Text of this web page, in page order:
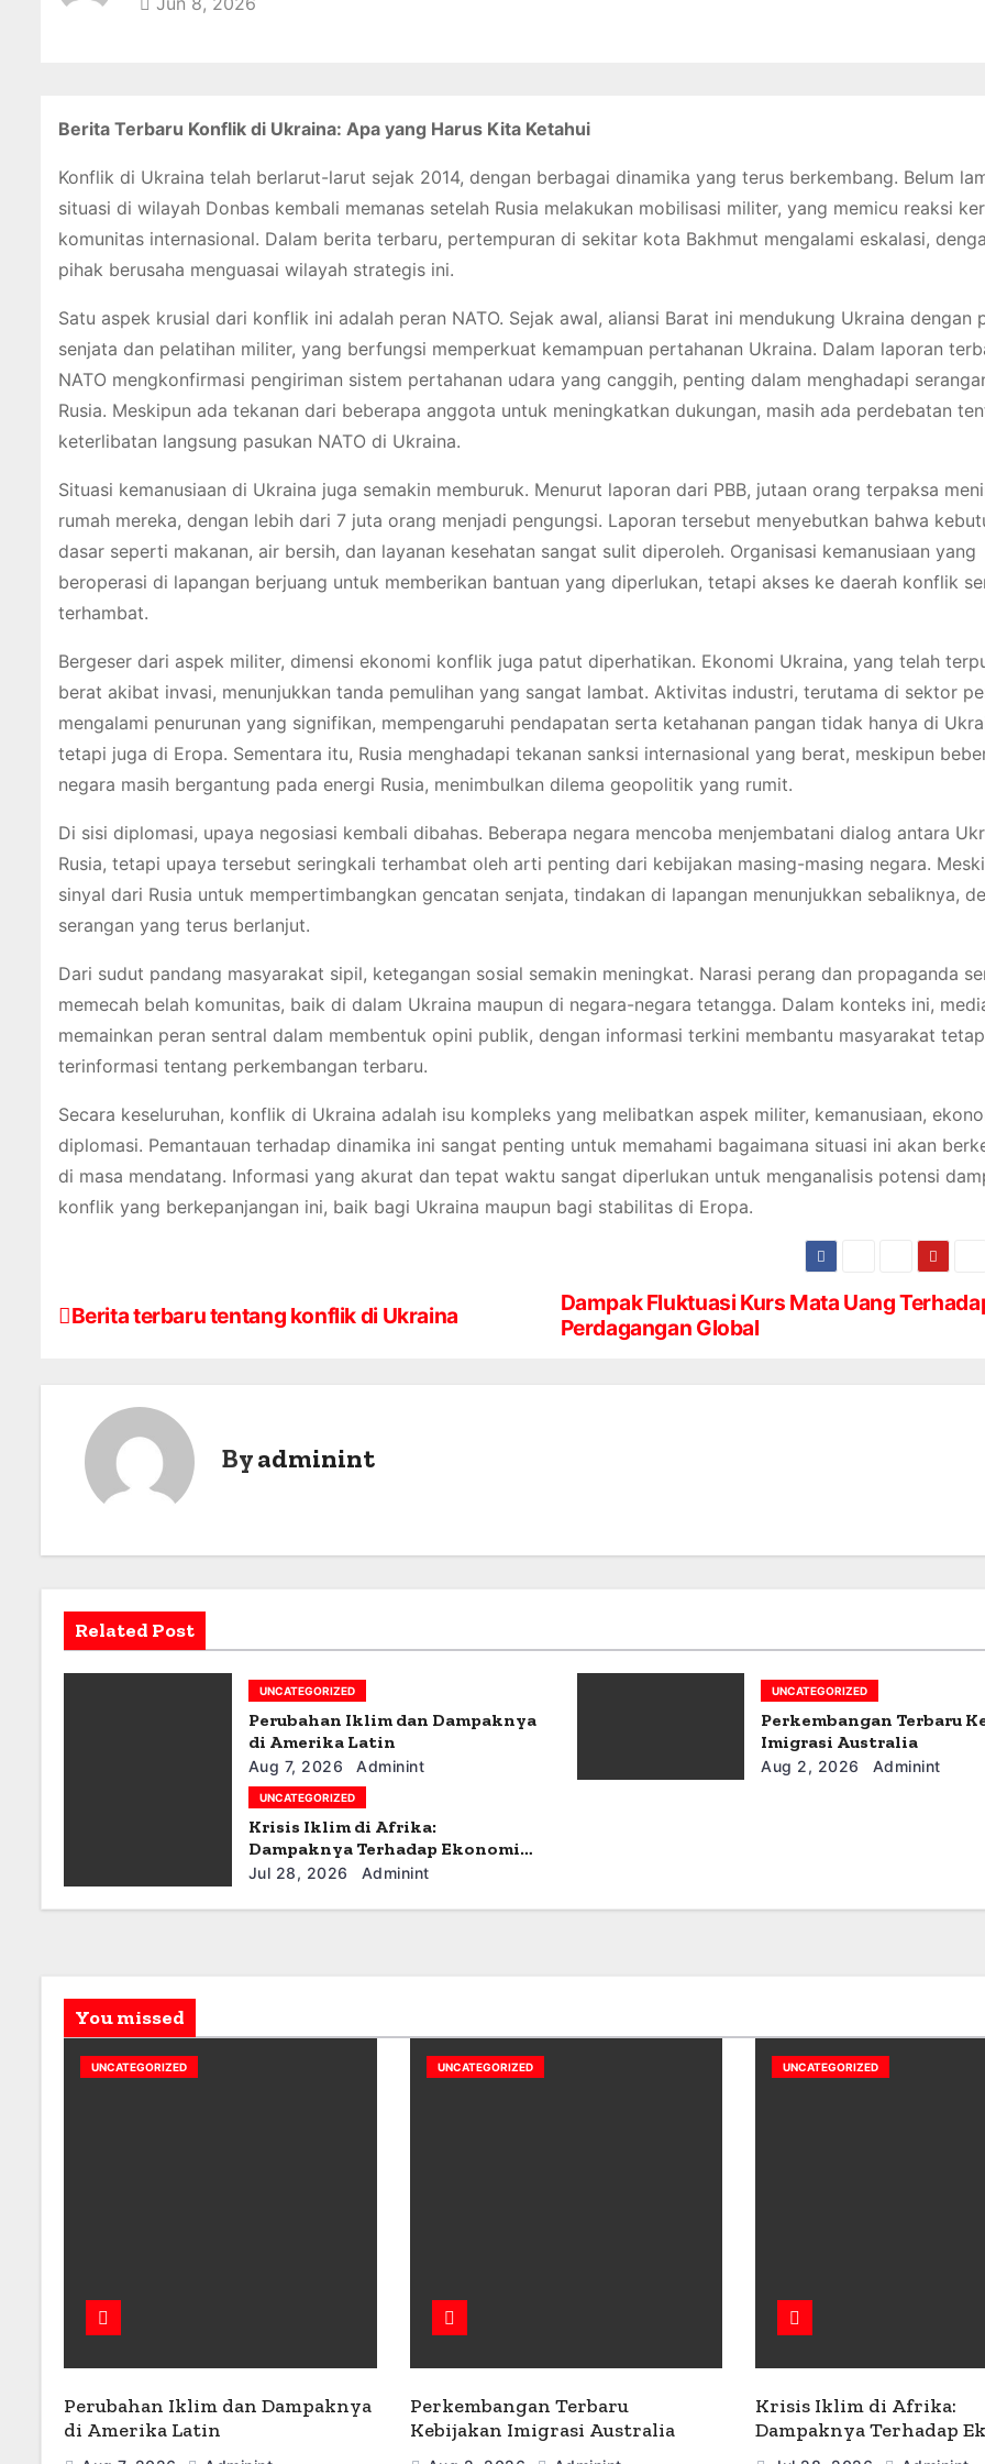
Berita Terbaru Konflik di Ukraina: Apa yang Harus Kita Ketahui
Konflik di Ukraina telah berlarut-larut sejak 2014, dengan berbagai dinamika yang terus berkembang. Belum
situasi di wilayah Donbas kembali memanas setelah Rusia melakukan mobilisasi militer, yang memicu reaksi
komunitas internasional. Dalam berita terbaru, pertempuran di sekitar kota Bakhmut mengalami eskalasi,
pihak berusaha menguasai wilayah strategis ini.
Satu aspek krusial dari konflik ini adalah peran NATO. Sejak awal, aliansi Barat ini mendukung Ukraina dengan
senjata dan pelatihan militer, yang berfungsi memperkuat kemampuan pertahanan Ukraina. Dalam laporan
NATO mengkonfirmasi pengiriman sistem pertahanan udara yang canggih, penting dalam menghadapi
Rusia. Meskipun ada tekanan dari beberapa anggota untuk meningkatkan dukungan, masih ada perdebatan
keterlibatan langsung pasukan NATO di Ukraina.
Situasi kemanusiaan di Ukraina juga semakin memburuk. Menurut laporan dari PBB, jutaan orang terpaksa
rumah mereka, dengan lebih dari 7 juta orang menjadi pengungsi. Laporan tersebut menyebutkan bahwa
dasar seperti makanan, air bersih, dan layanan kesehatan sangat sulit diperoleh. Organisasi kemanusiaan yang
beroperasi di lapangan berjuang untuk memberikan bantuan yang diperlukan, tetapi akses ke daerah konflik
terhambat.
Bergeser dari aspek militer, dimensi ekonomi konflik juga patut diperhatikan. Ekonomi Ukraina, yang telah
berat akibat invasi, menunjukkan tanda pemulihan yang sangat lambat. Aktivitas industri, terutama di sektor
mengalami penurunan yang signifikan, mempengaruhi pendapatan serta ketahanan pangan tidak hanya di
tetapi juga di Eropa. Sementara itu, Rusia menghadapi tekanan sanksi internasional yang berat, meskipun
negara masih bergantung pada energi Rusia, menimbulkan dilema geopolitik yang rumit.
Di sisi diplomasi, upaya negosiasi kembali dibahas. Beberapa negara mencoba menjembatani dialog antara
Rusia, tetapi upaya tersebut seringkali terhambat oleh arti penting dari kebijakan masing-masing negara.
sinyal dari Rusia untuk mempertimbangkan gencatan senjata, tindakan di lapangan menunjukkan sebaliknya,
serangan yang terus berlanjut.
Dari sudut pandang masyarakat sipil, ketegangan sosial semakin meningkat. Narasi perang dan propaganda
memecah belah komunitas, baik di dalam Ukraina maupun di negara-negara tetangga. Dalam konteks ini,
memainkan peran sentral dalam membentuk opini publik, dengan informasi terkini membantu masyarakat tetap
terinformasi tentang perkembangan terbaru.
Secara keseluruhan, konflik di Ukraina adalah isu kompleks yang melibatkan aspek militer, kemanusiaan,
diplomasi. Pemantauan terhadap dinamika ini sangat penting untuk memahami bagaimana situasi ini akan
di masa mendatang. Informasi yang akurat dan tepat waktu sangat diperlukan untuk menganalisis potensi
konflik yang berkepanjangan ini, baik bagi Ukraina maupun bagi stabilitas di Eropa.
P
i
g
n
Dampak Fluktuasi Kurs Mata Uang
Perdagangan Global
Berita terbaru tentang konflik di Ukraina
Byadminint
Related Post
UNCATEGORIZED
Perubahan Iklim dan Dampaknya
di Amerika Latin
Aug 7, 2026 Adminint
UNCATEGORIZED
Perkembangan Terbaru
Imigrasi Australia
Aug 2, 2026 Adminint
UNCATEGORIZED
Krisis Iklim di Afrika:
Dampaknya Terhadap Ekonomi
dan Masyarakat
Jul 28, 2026 Adminint
You missed
UNCATEGORIZED
Perubahan Iklim dan Dampaknya
di Amerika Latin
UNCATEGORIZED
Perkembangan Terbaru
Kebijakan Imigrasi Australia
UNCATEGORIZED
Krisis Iklim di Afrika:
Dampaknya Terhadap
dan Masyarakat